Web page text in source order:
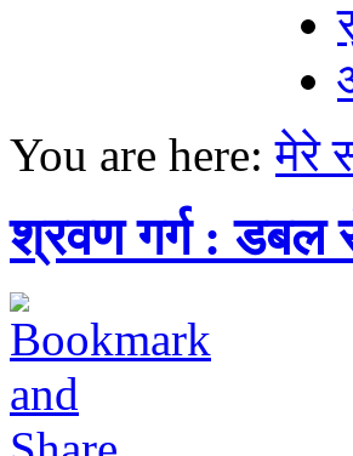
You are here:मेरे
श्रवण गर्ग : डबल